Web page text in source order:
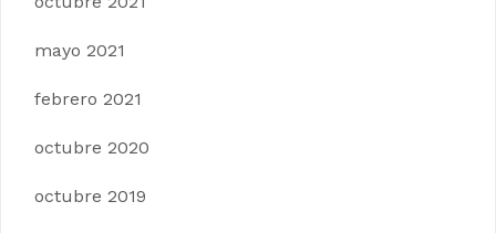
mayo 2021
febrero 2021
octubre 2020
octubre 2019